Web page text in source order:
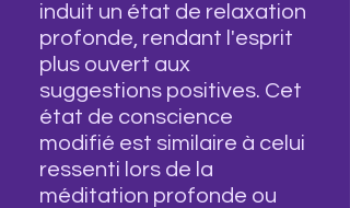
induit un état de relaxation
profonde, rendant l'esprit
plus ouvert aux
suggestions positives. Cet
état de conscience
modifié est similaire à celui
ressenti lors de la
méditation profonde ou